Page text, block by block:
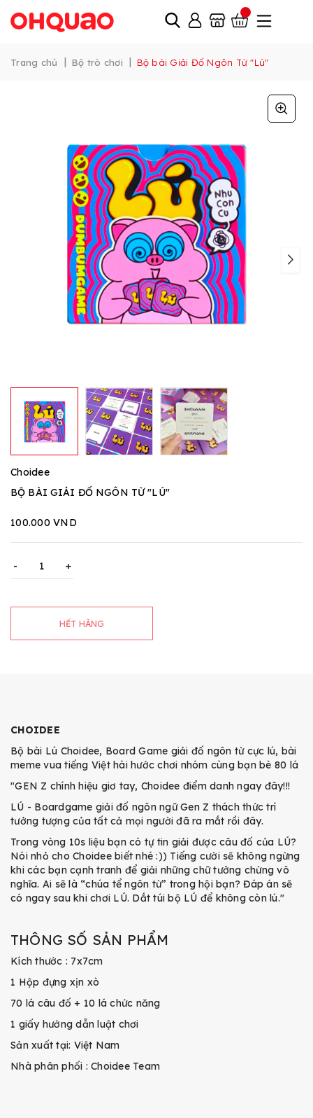
Trang chủ | Bộ trò chơi | Bộ bài Giải Đố Ngôn Từ "Lú"
Choidee
BỘ BÀI GIẢI ĐỐ NGÔN TỪ "LÚ"
100.000 VND
- +
HẾT HÀNG
CHOIDEE
Bộ bài Lú Choidee, Board Game giải đố ngôn từ cực lú, bài
meme vua tiếng Việt hài hước chơi nhóm cùng bạn bè 80 lá
"GEN Z chính hiệu giơ tay, Choidee điểm danh ngay đây!!!
LÚ - Boardgame giải đố ngôn ngữ Gen Z thách thức trí
tưởng tượng của tất cả mọi người đã ra mắt rồi đây.
Trong vòng 10s liệu bạn có tự tin giải được câu đố của LÚ?
Nói nhỏ cho Choidee biết nhé :)) Tiếng cười sẽ không ngừng
khi các bạn cạnh tranh để giải những chữ tưởng chừng vô
nghĩa. Ai sẽ là “chúa tể ngôn từ” trong hội bạn? Đáp án sẽ
có ngay sau khi chơi LÚ. Dắt túi bộ LÚ để không còn lú."
THÔNG SỐ SẢN PHẨM
Kích thước : 7x7cm
1 Hộp đựng xịn xò
70 lá câu đố + 10 lá chức năng
1 giấy hướng dẫn luật chơi
Sản xuất tại: Việt Nam
Nhà phân phối : Choidee Team